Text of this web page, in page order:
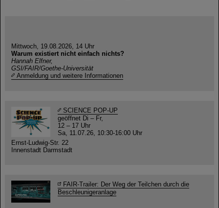
Mittwoch, 19.08.2026, 14 Uhr
Warum existiert nicht einfach nichts?
Hannah Elfner,
GSI/FAIR/Goethe-Universität
Anmeldung und weitere Informationen
SCIENCE POP-UP
geöffnet Di – Fr,
12 – 17 Uhr
Sa, 11.07.26, 10:30-16:00 Uhr
Ernst-Ludwig-Str. 22
Innenstadt Darmstadt
FAIR-Trailer: Der Weg der Teilchen durch die
Beschleunigeranlage